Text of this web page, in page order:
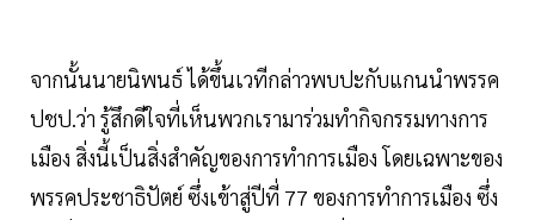
จากนั้นนายนิพนธ์ ได้ขึ้นเวทีกล่าวพบปะกับแกนนำพรรค
ปชป.ว่า รู้สึกดีใจที่เห็นพวกเรามาร่วมทำกิจกรรมทางการ
เมือง สิ่งนี้เป็นสิ่งสำคัญของการทำการเมือง โดยเฉพาะของ
พรรคประชาธิปัตย์ ซึ่งเข้าสู่ปีที่ 77 ของการทำการเมือง ซึ่ง